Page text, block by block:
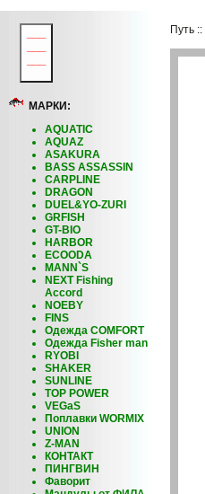
МАРКИ:
AQUATIC
AQUAZ
ASAKURA
BASS ASSASSIN
CARPLINE
DRAGON
DUEL&YO-ZURI
GRFISH
GT-BIO
HARBOR
ECOODA
MANN`S
NEXT Fishing
Accord
NOEBY
FINS
Одежда COMFORT
Одежда Fisher man
RYOBI
SHAKER
SUNLINE
TOP POWER
VEGaS
Поплавки WORMIX
UNION
Z-MAN
КОНТАКТ
ПИНГВИН
Фаворит
Путь ::